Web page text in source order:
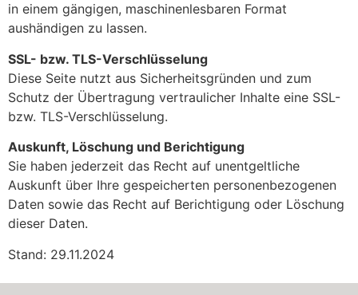
in einem gängigen, maschinenlesbaren Format
aushändigen zu lassen.
SSL- bzw. TLS-Verschlüsselung
Diese Seite nutzt aus Sicherheitsgründen und zum
Schutz der Übertragung vertraulicher Inhalte eine SSL-
bzw. TLS-Verschlüsselung.
Auskunft, Löschung und Berichtigung
Sie haben jederzeit das Recht auf unentgeltliche
Auskunft über Ihre gespeicherten personenbezogenen
Daten sowie das Recht auf Berichtigung oder Löschung
dieser Daten.
Stand: 29.11.2024